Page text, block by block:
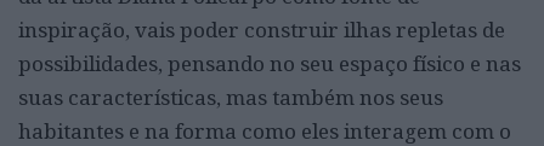
inspiração, vais poder construir ilhas repletas de
possibilidades, pensando no seu espaço físico e nas
suas características, mas também nos seus
habitantes e na forma como eles interagem com o